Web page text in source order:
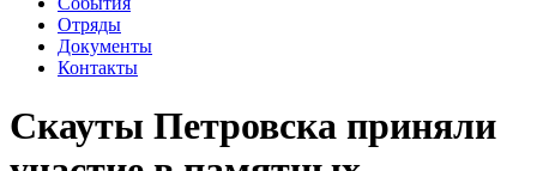
Отряды
Документы
Контакты
Скауты Петровска приняли